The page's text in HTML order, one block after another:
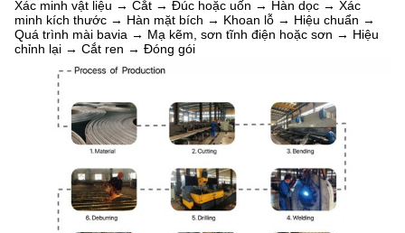
Xác minh vật liệu → Cắt → Đúc hoặc uốn → Hàn dọc → Xác
minh kích thước → Hàn mặt bích → Khoan lỗ → Hiệu chuẩn →
Quá trình mài bavia → Mạ kẽm, sơn tĩnh điện hoặc sơn → Hiệu
chỉnh lại → Cắt ren → Đóng gói